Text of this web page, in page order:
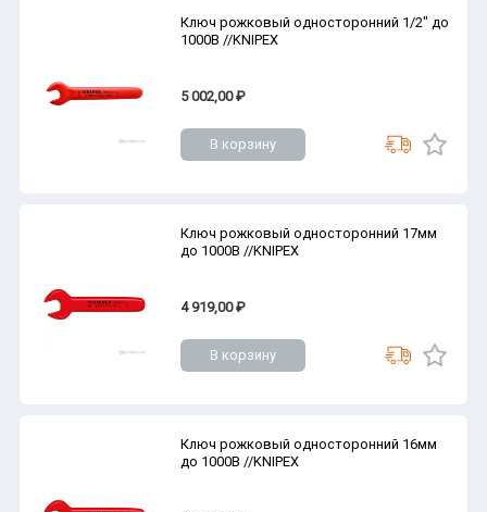
Ключ рожковый односторонний 1/2" до
1000В //KNIPEX
5 002,00 ₽
В корзину
Ключ рожковый односторонний 17мм
до 1000В //KNIPEX
4 919,00 ₽
В корзину
Ключ рожковый односторонний 16мм
до 1000В //KNIPEX